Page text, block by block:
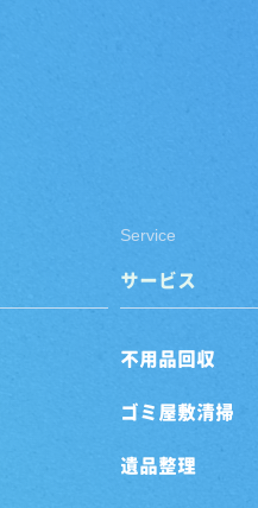
Service
サービス
不用品回収
ゴミ屋敷清掃
遺品整理